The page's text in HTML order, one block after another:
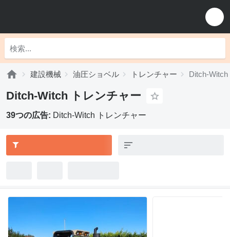
建設機械 油圧ショベル トレンチャー Ditch-
Ditch-Witch トレンチャー
39つの広告: Ditch-Witch トレンチャー